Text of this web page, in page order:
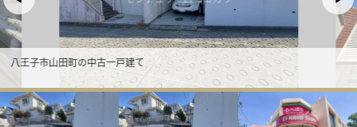
八王子市山田町の中古一戸建て